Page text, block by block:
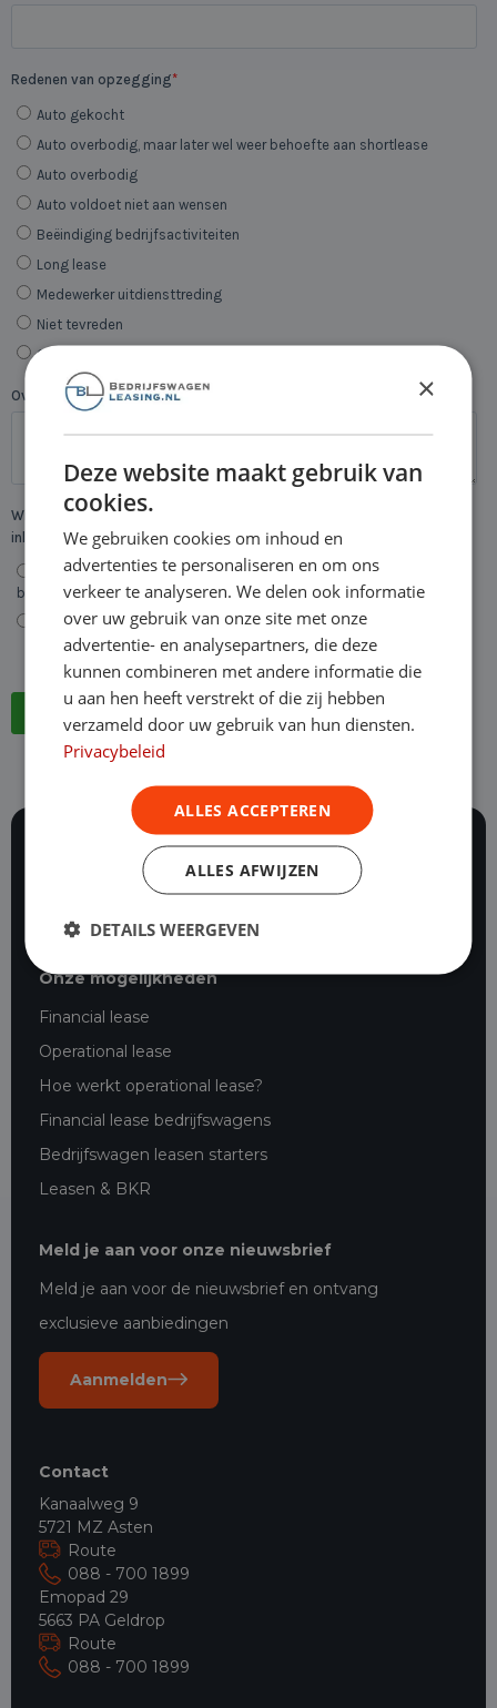
116 beoordelingen
Al ruim 25 jaar staan onze vakexperts dag en nacht
voor je klaar.
Onze mogelijkheden
Financial lease
Operational lease
Hoe werkt operational lease?
Financial lease bedrijfswagens
Bedrijfswagen leasen starters
Leasen & BKR
Meld je aan voor onze nieuwsbrief
Meld je aan voor de nieuwsbrief en ontvang
exclusieve aanbiedingen
Aanmelden
Contact
Kanaalweg 9
5721 MZ Asten
Route
088 - 700 1899
Emopad 29
5663 PA Geldrop
Route
088 - 700 1899
×
Deze website maakt gebruik van
cookies.
We gebruiken cookies om inhoud en
advertenties te personaliseren en om ons
verkeer te analyseren. We delen ook informatie
over uw gebruik van onze site met onze
advertentie- en analysepartners, die deze
kunnen combineren met andere informatie die
u aan hen heeft verstrekt of die zij hebben
verzameld door uw gebruik van hun diensten.
Privacybeleid
ALLES ACCEPTEREN
ALLES AFWIJZEN
DETAILS WEERGEVEN